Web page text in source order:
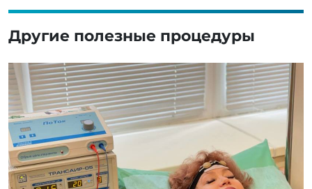
Другие полезные процедуры